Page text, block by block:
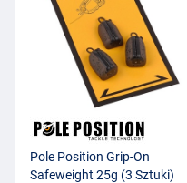
Pole Position Grip-On
Safeweight 25g (3 Sztuki)